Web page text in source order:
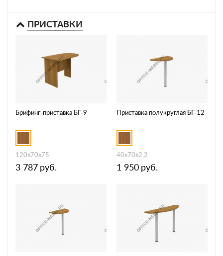
ПРИСТАВКИ
Брифинг-приставка БГ-9
120x70x75
3 787 руб.
Приставка полукруглая БГ-12
40x70x2,2
1 950 руб.